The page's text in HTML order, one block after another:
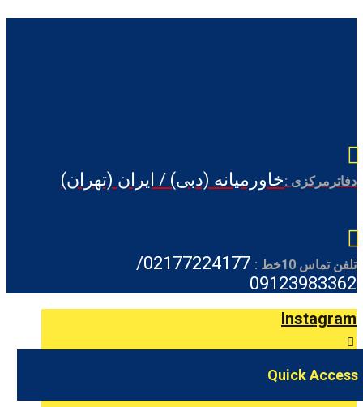
دفاترمرکزی :خاورمیانه (دبی) / ایران (تهران)
تلفن تماس 10خط :
02177224177/
09123983362
Instagram
Quick Access